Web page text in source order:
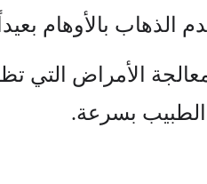
الذهاب بالأوهام
الأمراض التي
الطبيب بسرعة.